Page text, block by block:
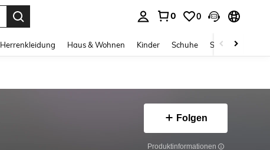
0 0
Herrenkleidung Haus & Wohnen Kinder Schuhe Schmuck &
Folgen
Produktinformationen